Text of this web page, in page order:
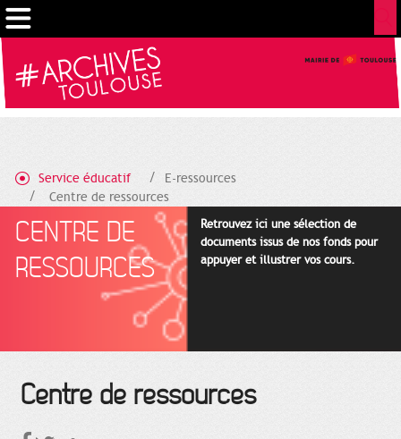
Service éducatif
E-ressources
Centre de ressources
CENTRE DE
RESSOURCES
Retrouvez ici une sélection de
documents issus de nos fonds pour
appuyer et illustrer vos cours.
Centre de ressources
Gestion de vos préférences sur les cookies